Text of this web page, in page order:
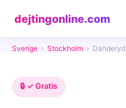
dejtingonline.com
Sverige › Stockholm › Danderyd
🔒 ✓ Gratis